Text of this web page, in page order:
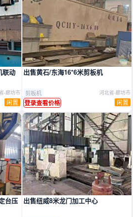
联动
-廊坊市
闲置
出售黄石/东海16*6米剪板机
剪板机 河北省-廊坊市
登录查看价格 闲置
台压
出售纽威8米龙门加工中心